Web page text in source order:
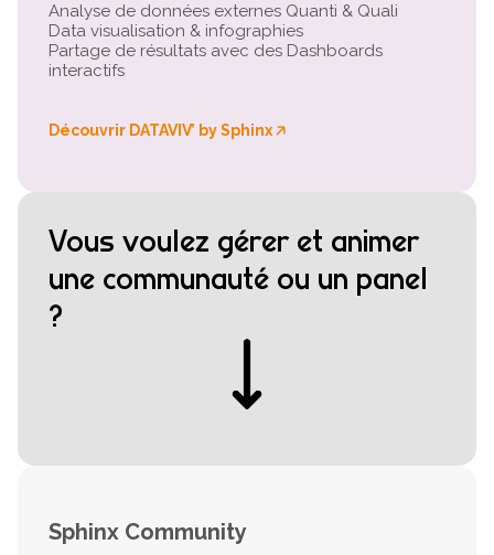
Analyse de données externes Quanti & Quali
Data visualisation & infographies
Partage de résultats avec des Dashboards
interactifs
Découvrir DATAVIV’ by Sphinx🡥
Vous voulez gérer et animer
une communauté ou un panel
?
Sphinx Community